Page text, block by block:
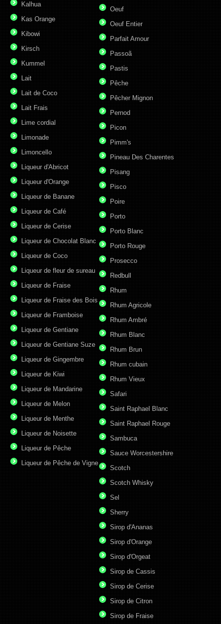
Kalhua
Kas Orange
Kibowi
Kirsch
Kummel
Lait
Lait de Coco
Lait Frais
Lime cordial
Limonade
Limoncello
Liqueur d'Abricot
Liqueur d'Orange
Liqueur de Banane
Liqueur de Café
Liqueur de Cerise
Liqueur de Chocolat Blanc
Liqueur de Coco
Liqueur de fleur de sureau
Liqueur de Fraise
Liqueur de Fraise des Bois
Liqueur de Framboise
Liqueur de Gentiane
Liqueur de Gentiane Suze
Liqueur de Gingembre
Liqueur de Kiwi
Liqueur de Mandarine
Liqueur de Melon
Liqueur de Menthe
Liqueur de Noisette
Liqueur de Pêche
Liqueur de Pêche de Vigne
Oeuf
Oeuf Entier
Parfait Amour
Passoã
Pastis
Pêche
Pêcher Mignon
Pernod
Picon
Pimm's
Pineau Des Charentes
Pisang
Pisco
Poire
Porto
Porto Blanc
Porto Rouge
Prosecco
Redbull
Rhum
Rhum Agricole
Rhum Ambré
Rhum Blanc
Rhum Brun
Rhum cubain
Rhum Vieux
Safari
Saint Raphael Blanc
Saint Raphael Rouge
Sambuca
Sauce Worcestershire
Scotch
Scotch Whisky
Sel
Sherry
Sirop d'Ananas
Sirop d'Orange
Sirop d'Orgeat
Sirop de Cassis
Sirop de Cerise
Sirop de Citron
Sirop de Fraise